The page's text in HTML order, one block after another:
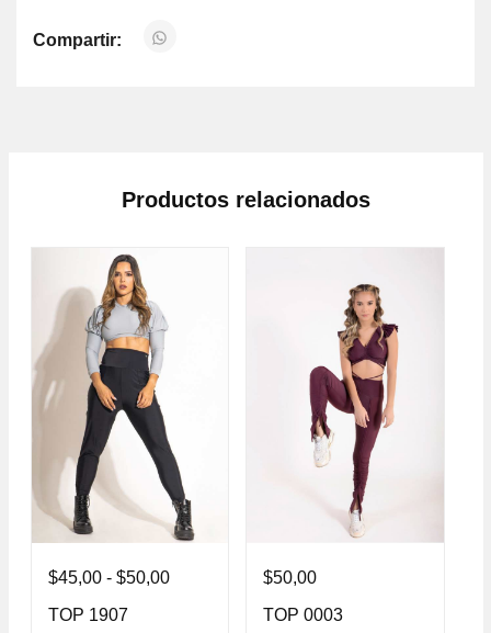
Compartir:
Productos relacionados
$45,00 - $50,00
TOP 1907
$50,00
TOP 0003